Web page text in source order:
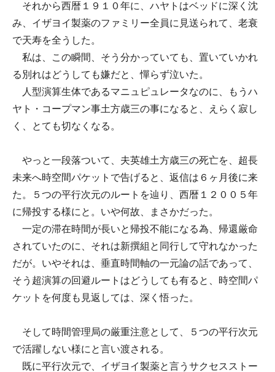
それから西暦１９１０年に、ハヤトはベッドに深く沈
み、イザヨイ製薬のファミリー全員に見送られて、老衰
で天寿を全うした。
私は、この瞬間、そう分かっていても、置いていかれ
る別れはどうしても嫌だと、憚らず泣いた。
人型演算生体であるマニュピュレータなのに、もうハ
ヤト・コープマン事土方歳三の事になると、えらく寂し
く、とても切なくなる。
やっと一段落ついて、夫英雄土方歳三の死亡を、超長
未来へ時空間パケットで告げると、返信は６ヶ月後に来
た。５つの平行次元のルートを辿り、西暦１２００５年
に帰投する様にと。いや何故、まさかだった。
一定の滞在時間が長いと帰投不能になる為、帰還厳命
されていたのに、それは新撰組と同行して守れなかった
だが。いやそれは、垂直時間軸の一元論の話であって、
そう超演算の回避ルートはどうしても有ると、時空間パ
ケットを何度も見返しては、深く悟った。
そして時間管理局の厳重注意として、５つの平行次元
で活躍しない様にと言い渡される。
既に平行次元で、イザヨイ製薬と言うサクセスストー